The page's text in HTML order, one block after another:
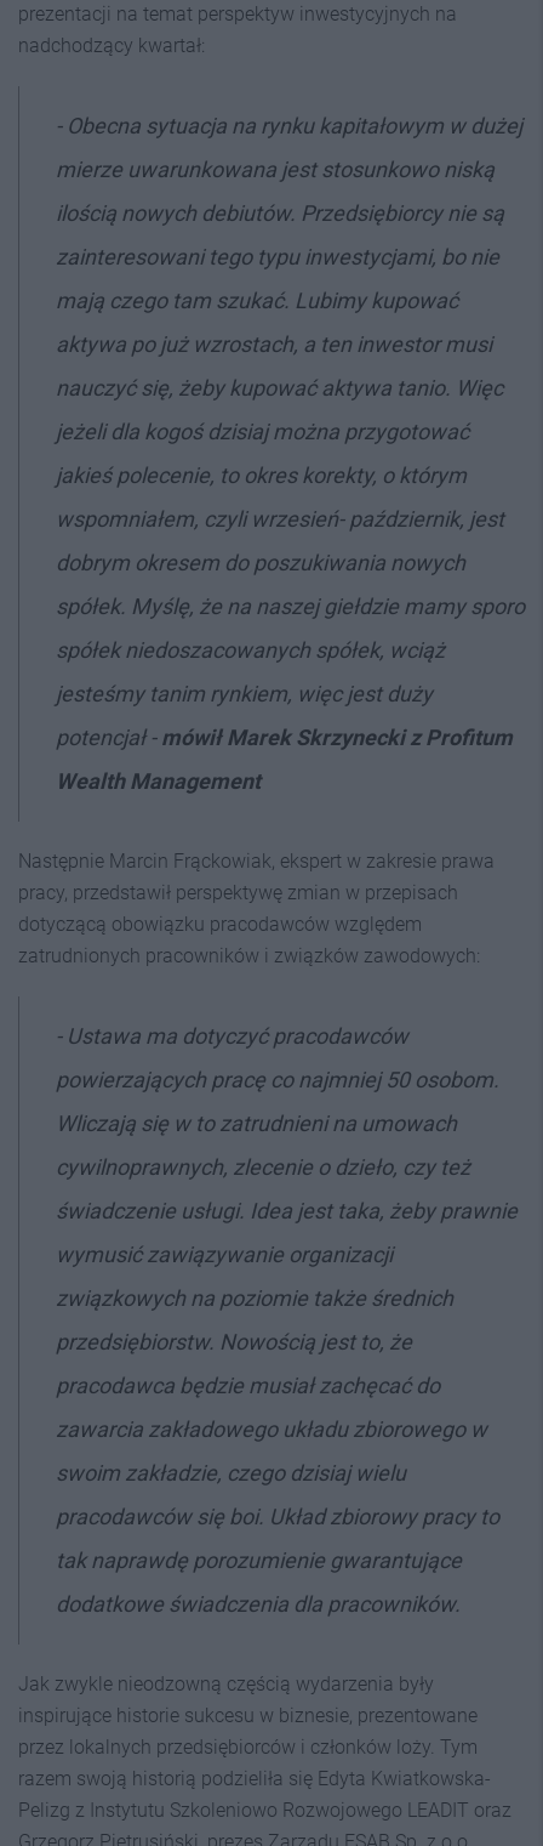
prezentacji na temat perspektyw inwestycyjnych na
nadchodzący kwartał:
- Obecna sytuacja na rynku kapitałowym w dużej
mierze uwarunkowana jest stosunkowo niską
ilością nowych debiutów. Przedsiębiorcy nie są
zainteresowani tego typu inwestycjami, bo nie
mają czego tam szukać. Lubimy kupować
aktywa po już wzrostach, a ten inwestor musi
nauczyć się, żeby kupować aktywa tanio. Więc
jeżeli dla kogoś dzisiaj można przygotować
jakieś polecenie, to okres korekty, o którym
wspomniałem, czyli wrzesień- październik, jest
dobrym okresem do poszukiwania nowych
spółek. Myślę, że na naszej giełdzie mamy sporo
spółek niedoszacowanych spółek, wciąż
jesteśmy tanim rynkiem, więc jest duży
potencjał -mówił Marek Skrzynecki z Profitum
Wealth Management
Następnie Marcin Frąckowiak, ekspert w zakresie prawa
pracy, przedstawił perspektywę zmian w przepisach
dotyczącą obowiązku pracodawców względem
zatrudnionych pracowników i związków zawodowych:
- Ustawa ma dotyczyć pracodawców
powierzających pracę co najmniej 50 osobom.
Wliczają się w to zatrudnieni na umowach
cywilnoprawnych, zlecenie o dzieło, czy też
świadczenie usługi. Idea jest taka, żeby prawnie
wymusić zawiązywanie organizacji
związkowych na poziomie także średnich
przedsiębiorstw. Nowością jest to, że
pracodawca będzie musiał zachęcać do
zawarcia zakładowego układu zbiorowego w
swoim zakładzie, czego dzisiaj wielu
pracodawców się boi. Układ zbiorowy pracy to
tak naprawdę porozumienie gwarantujące
dodatkowe świadczenia dla pracowników.
Jak zwykle nieodzowną częścią wydarzenia były
inspirujące historie sukcesu w biznesie, prezentowane
przez lokalnych przedsiębiorców i członków loży. Tym
razem swoją historią podzieliła się Edyta Kwiatkowska-
Pelizg z Instytutu Szkoleniowo Rozwojowego LEADIT oraz
Grzegorz Pietrusiński, prezes Zarządu ESAB Sp. z o.o.